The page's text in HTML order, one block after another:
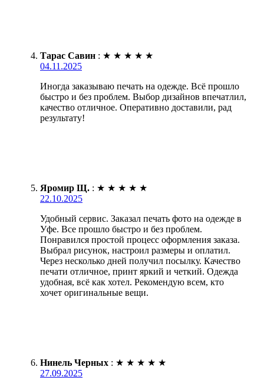
Тарас Савин : ★ ★ ★ ★ ★
04.11.2025
Иногда заказываю печать на одежде. Всё прошло
быстро и без проблем. Выбор дизайнов впечатлил,
качество отличное. Оперативно доставили, рад
результату!
Яромир Щ. : ★ ★ ★ ★ ★
22.10.2025
Удобный сервис. Заказал печать фото на одежде в
Уфе. Все прошло быстро и без проблем.
Понравился простой процесс оформления заказа.
Выбрал рисунок, настроил размеры и оплатил.
Через несколько дней получил посылку. Качество
печати отличное, принт яркий и четкий. Одежда
удобная, всё как хотел. Рекомендую всем, кто
хочет оригинальные вещи.
Нинель Черных : ★ ★ ★ ★ ★
27.09.2025